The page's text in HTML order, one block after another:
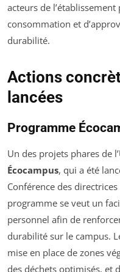
acteurs de
consommation et
durabilité.
Actions
lancées
Programme
Un des projets phares de
Écocampus, qui a été
Conférence des
programme se veut un
personnel afin de
durabilité sur le campus.
mise en place de zones
des déchets optimisés, et